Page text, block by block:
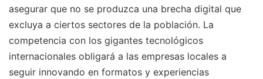
asegurar que no se produzca una brecha digital que
excluya a ciertos sectores de la población. La
competencia con los gigantes tecnológicos
internacionales obligará a las empresas locales a
seguir innovando en formatos y experiencias